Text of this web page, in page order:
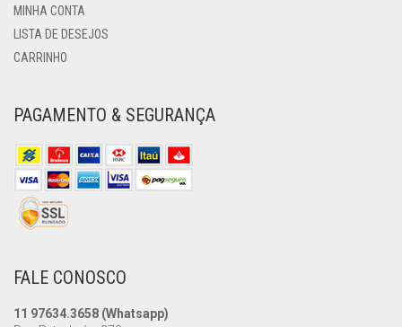
MINHA CONTA
LISTA DE DESEJOS
CARRINHO
PAGAMENTO & SEGURANÇA
FALE CONOSCO
11 97634.3658 (Whatsapp)